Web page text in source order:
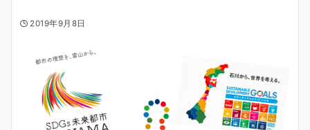
2019年9月8日